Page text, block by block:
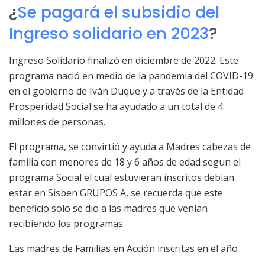
¿Se pagará el subsidio del
Ingreso solidario en 2023?
Ingreso Solidario finalizó en diciembre de 2022. Este
programa nació en medio de la pandemia del COVID-19
en el gobierno de Iván Duque y a través de la Entidad
Prosperidad Social se ha ayudado a un total de 4
millones de personas.
El programa, se convirtió y ayuda a Madres cabezas de
familia con menores de 18 y 6 años de edad segun el
programa Social el cual estuvieran inscritos debían
estar en Sisben GRUPOS A, se recuerda que este
beneficio solo se dio a las madres que venían
recibiendo los programas.
Las madres de Familias en Acción inscritas en el año